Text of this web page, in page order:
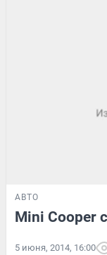
АВТО
Mini Cooper
5 июня, 2014, 16:00